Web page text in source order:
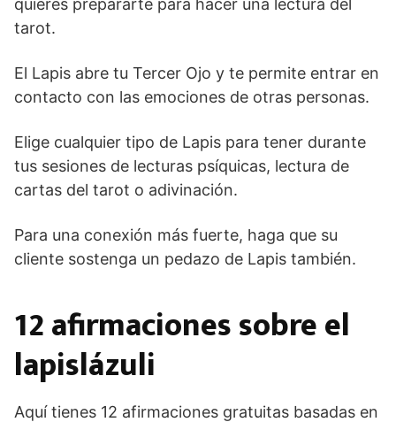
quieres prepararte para hacer una lectura del
tarot.
El Lapis abre tu Tercer Ojo y te permite entrar en
contacto con las emociones de otras personas.
Elige cualquier tipo de Lapis para tener durante
tus sesiones de lecturas psíquicas, lectura de
cartas del tarot o adivinación.
Para una conexión más fuerte, haga que su
cliente sostenga un pedazo de Lapis también.
12 afirmaciones sobre el
lapislázuli
Aquí tienes 12 afirmaciones gratuitas basadas en